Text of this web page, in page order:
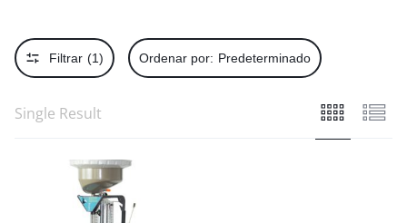
Filtrar (1) Ordenar por: Predeterminado
Single Result